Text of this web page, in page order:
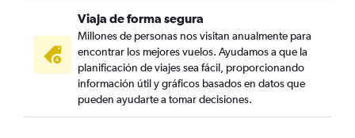
Viaja de forma segura
Millones de personas nos visitan anualmente para
encontrar los mejores vuelos. Ayudamos a que la
planificación de viajes sea fácil, proporcionando
información útil y gráficos basados en datos que
pueden ayudarte a tomar decisiones.